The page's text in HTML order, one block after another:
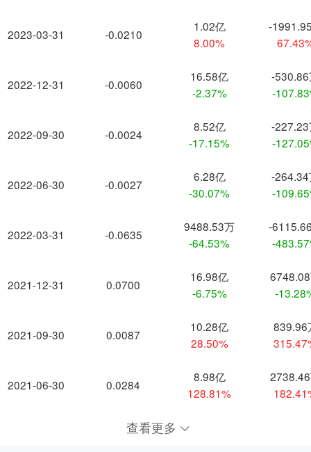
2023-03-31
2022-12-31
2022-09-30
2022-06-30
2022-03-31
2021-12-31
2021-09-30
2021-06-30
-0.0210
1.02亿
8.00%
-
-0.0060
16.58亿
-2.37%
-
-
-0.0024
8.52亿
-17.15%
-
-
-0.0027
6.28亿
-30.07%
-
-
-0.0635
9488.53万
-64.53%
-
-
0.0700
16.98亿
-6.75%
-
0.0087
10.28亿
28.50%
839.96
0.0284
8.98亿
128.81%
查看更多